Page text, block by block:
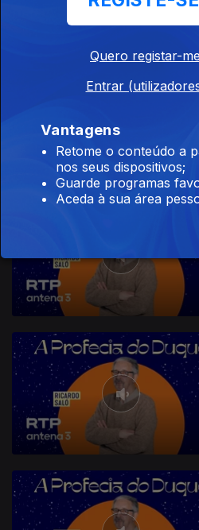
Quero registar-
Entrar
Vantagens
Retome o conteúdo a
nos seus dispositivos;
Guarde programas
Aceda à sua área